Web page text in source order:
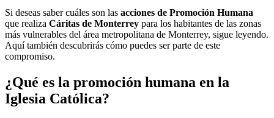
Si deseas saber cuáles son las acciones de Promoción Humana
que realiza Cáritas de Monterrey para los habitantes de las zonas
más vulnerables del área metropolitana de Monterrey, sigue leyendo.
Aquí también descubrirás cómo puedes ser parte de este
compromiso.
¿Qué es la promoción humana en la
Iglesia Católica?